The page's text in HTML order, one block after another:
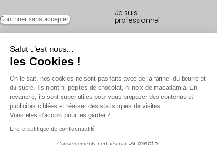
Continuer sans accepter
Salut c'est nous...
les Cookies !
On le sait, nos cookies ne sont pas faits avec de la farine, du beurre et
du sucre. Ils n’ont ni pépites de chocolat, ni noix de macadamia. En
revanche, ils sont super utiles pour vous proposer des contenus et
publicités ciblées et réaliser des statistiques de visites.
Vous êtes d’accord pour les garder ?
Lire la politique de confidentialité
Consentements certifiés par
Je suis
professionnel
Conditions générales de vente
Conditions générales du programme de fidélité
Charte de données personnelles
Conditions générales de vente Pro
Déclaration d’accessibilité